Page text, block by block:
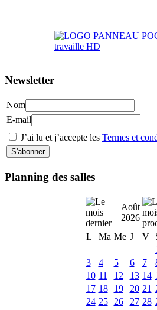
Newsletter
Nom
E-mail
J’ai lu et j’accepte les Termes et
Planning des salles
Août
2026
L
Ma Me J V
3
4 5 6 7
10 11 12 13 14
17 18 19 20 21
24 25 26 27 28